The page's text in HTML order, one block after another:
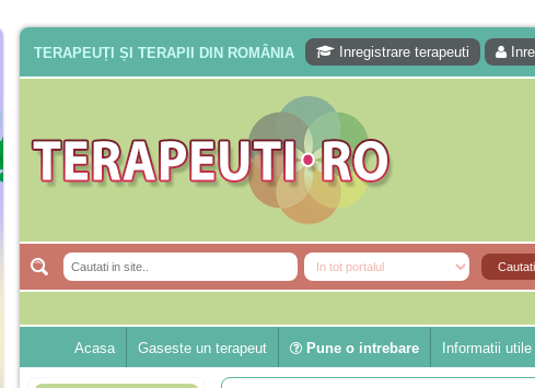
TERAPEUȚI ȘI TERAPII DIN ROMÂNIA Inregistrare terapeuti
Acasa Gaseste un terapeut Pune o intrebare Informatii